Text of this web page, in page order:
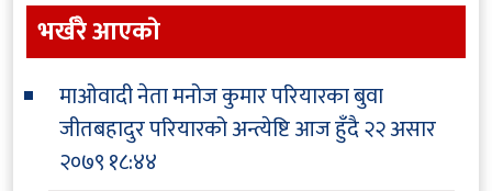
भर्खरै आएकाे
माओवादी नेता मनोज कुमार परियारका बुवा
जीतबहादुर परियारको अन्त्येष्टि आज हुँदै२२ असार
२०७९ १८:४४